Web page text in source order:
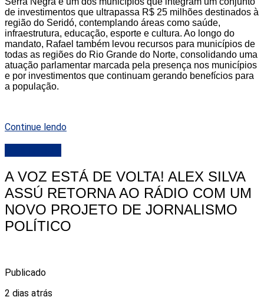
de investimentos que ultrapassa R$ 25 milhões destinados à
região do Seridó, contemplando áreas como saúde,
infraestrutura, educação, esporte e cultura. Ao longo do
mandato, Rafael também levou recursos para municípios de
todas as regiões do Rio Grande do Norte, consolidando uma
atuação parlamentar marcada pela presença nos municípios
e por investimentos que continuam gerando benefícios para
a população.
Continue lendo
A VOZ ESTÁ DE VOLTA! ALEX SILVA
ASSÚ RETORNA AO RÁDIO COM UM
NOVO PROJETO DE JORNALISMO
POLÍTICO
Publicado
2 dias atrás